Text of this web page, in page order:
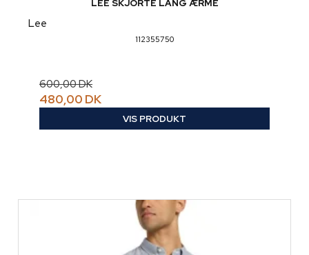
LEE SKJORTE LANG ÆRME
Lee
112355750
600,00 DK
480,00 DK
VIS PRODUKT